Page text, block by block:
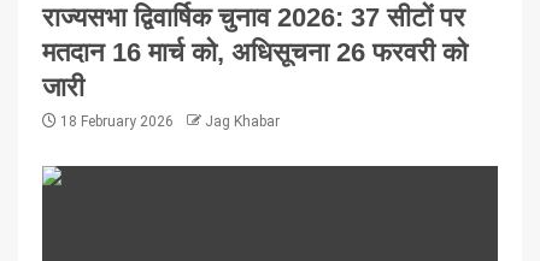
राज्यसभा द्विवार्षिक चुनाव 2026: 37 सीटों पर
मतदान 16 मार्च को, अधिसूचना 26 फरवरी को
जारी
18 February 2026 Jag Khabar